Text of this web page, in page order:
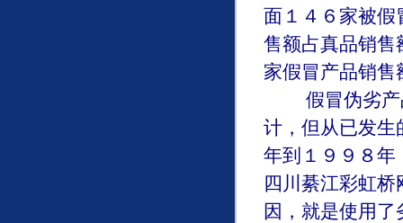
面１４６家被假
售额占真品销售
家假冒产品销
假冒伪劣产品
计，但从已发生
年到１９９８年
四川綦江彩虹
因，就是使用了